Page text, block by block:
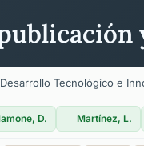
Tecnológico e
D. Martínez, L.